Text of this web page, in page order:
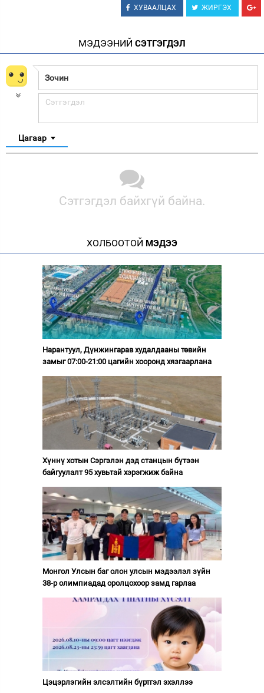
ХУВААЛЦАХ ЖИРГЭХ
МЭДЭЭНИЙ СЭТГЭГДЭЛ
Цагаар
Сэтгэгдэл байхгүй байна.
ХОЛБООТОЙ МЭДЭЭ
Нарантуул, Дүнжингарав худалдааны төвийн
замыг 07:00-21:00 цагийн хооронд хязгаарлана
Хүннү хотын Сэргэлэн дэд станцын бүтээн
байгуулалт 95 хувьтай хэрэгжиж байна
Монгол Улсын баг олон улсын мэдээлэл зүйн
38-р олимпиадад оролцохоор замд гарлаа
Цэцэрлэгийн элсэлтийн бүртгэл эхэллээ